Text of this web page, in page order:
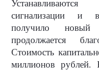
сигнализации и
получило новый
продолжается
Стоимость
миллионов